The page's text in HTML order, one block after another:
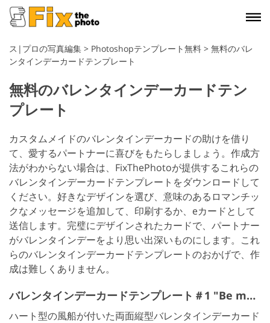
ス|プロの写真編集 > Photoshopテンプレート無料 > 無料のバレ
ンタインデーカードテンプレート
無料のバレンタインデーカードテン
プレート
カスタムメイドのバレンタインデーカードの助けを借り
て、愛するパートナーに喜びをもたらしましょう。作成方
法がわからない場合は、FixThePhotoが提供するこれらの
バレンタインデーカードテンプレートをダウンロードして
ください。好きなデザインを選び、意味のあるロマンチッ
クなメッセージを追加して、印刷するか、eカードとして
送信します。完璧にデザインされたカードで、パートナー
がバレンタインデーをより思い出深いものにします。これ
らのバレンタインデーカードテンプレートのおかげで、作
成は難しくありません。
バレンタインデーカードテンプレート＃1 "Be my Valentine"
ハート型の風船が付いた両面縦型バレンタインデーカード